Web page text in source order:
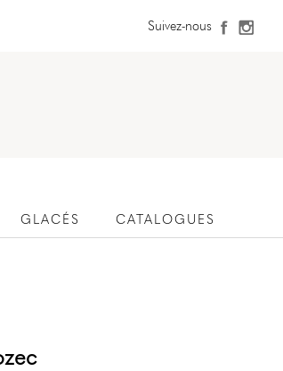
Suivez-nous
GLACÉS CATALOGUES